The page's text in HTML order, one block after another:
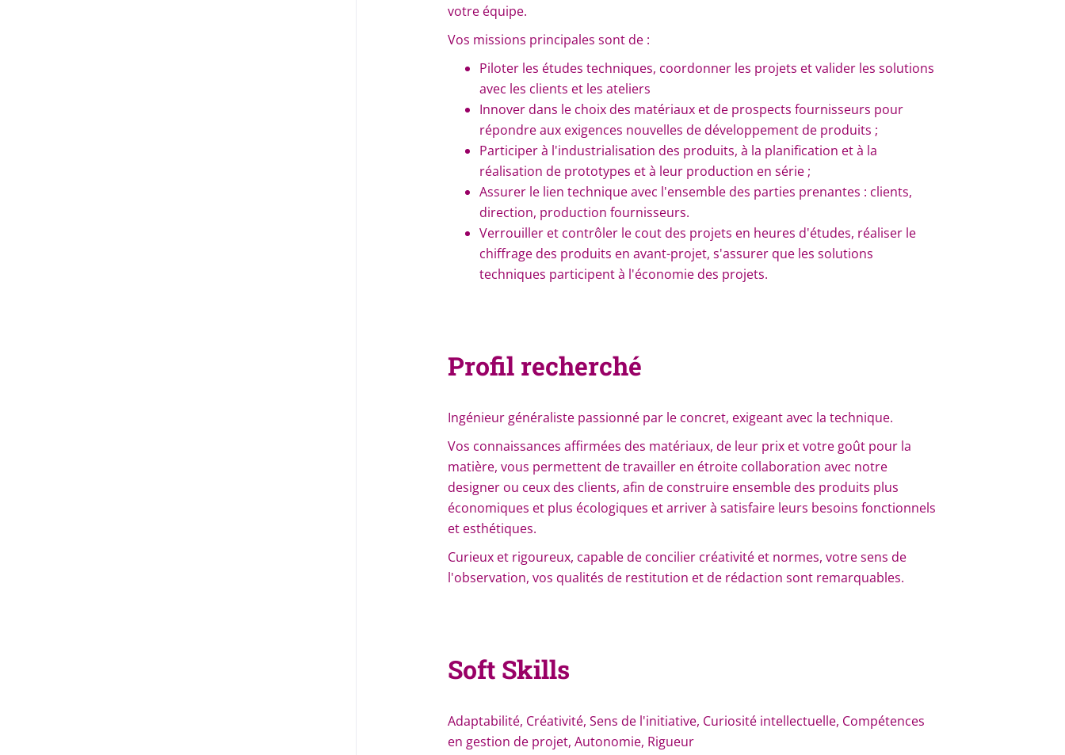
votre équipe.
Vos missions principales sont de :
Piloter les études techniques, coordonner les projets et valider les solutions
avec les clients et les ateliers
Innover dans le choix des matériaux et de prospects fournisseurs pour
répondre aux exigences nouvelles de développement de produits ;
Participer à l'industrialisation des produits, à la planification et à la
réalisation de prototypes et à leur production en série ;
Assurer le lien technique avec l'ensemble des parties prenantes : clients,
direction, production fournisseurs.
Verrouiller et contrôler le cout des projets en heures d'études, réaliser le
chiffrage des produits en avant-projet, s'assurer que les solutions
techniques participent à l'économie des projets.
Profil recherché
Ingénieur généraliste passionné par le concret, exigeant avec la technique.
Vos connaissances affirmées des matériaux, de leur prix et votre goût pour la
matière, vous permettent de travailler en étroite collaboration avec notre
designer ou ceux des clients, afin de construire ensemble des produits plus
économiques et plus écologiques et arriver à satisfaire leurs besoins fonctionnels
et esthétiques.
Curieux et rigoureux, capable de concilier créativité et normes, votre sens de
l'observation, vos qualités de restitution et de rédaction sont remarquables.
Soft Skills
Adaptabilité, Créativité, Sens de l'initiative, Curiosité intellectuelle, Compétences
en gestion de projet, Autonomie, Rigueur